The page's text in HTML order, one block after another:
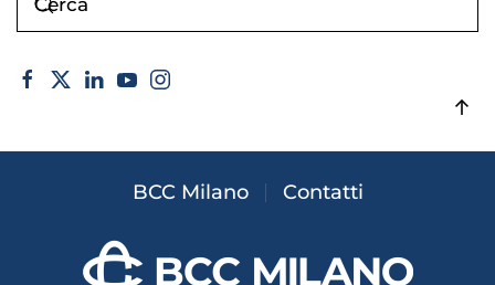
BCC Milano Contatti